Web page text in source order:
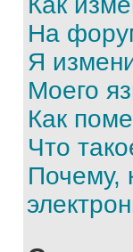
На
Я
Моего
Как
Что
Почему,